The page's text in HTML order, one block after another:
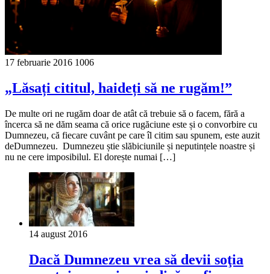
17 februarie 2016 1006
„Lăsați cititul, haideți să ne rugăm!”
De multe ori ne rugăm doar de atât că trebuie să o facem, fără a
încerca să ne dăm seama că orice rugăciune este și o convorbire cu
Dumnezeu, că fiecare cuvânt pe care îl citim sau spunem, este auzit
deDumnezeu. Dumnezeu știe slăbiciunile și neputințele noastre și
nu ne cere imposibilul. El dorește numai […]
14 august 2016
Dacă Dumnezeu vrea să devii soţia